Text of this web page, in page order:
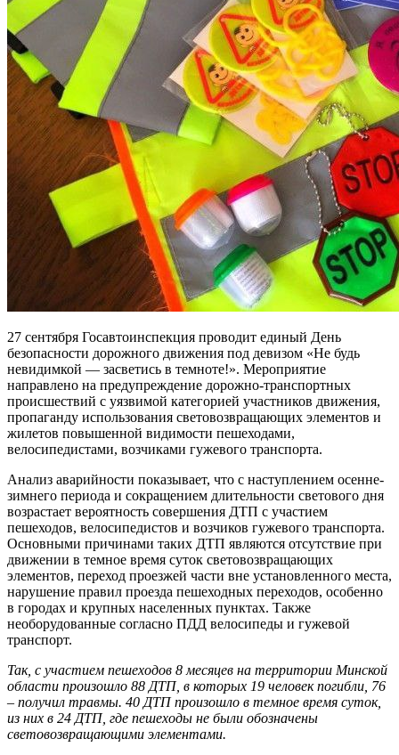
27 сентября Госавтоинспекция проводит единый День
безопасности дорожного движения под девизом «Не будь
невидимкой — засветись в темноте!». Мероприятие
направлено на предупреждение дорожно-транспортных
происшествий с уязвимой категорией участников движения,
пропаганду использования световозвращающих элементов и
жилетов повышенной видимости пешеходами,
велосипедистами, возчиками гужевого транспорта.
Анализ аварийности показывает, что с наступлением осенне-
зимнего периода и сокращением длительности светового дня
возрастает вероятность совершения ДТП с участием
пешеходов, велосипедистов и возчиков гужевого транспорта.
Основными причинами таких ДТП являются отсутствие при
движении в темное время суток световозвращающих
элементов, переход проезжей части вне установленного места,
нарушение правил проезда пешеходных переходов, особенно
в городах и крупных населенных пунктах. Также
необорудованные согласно ПДД велосипеды и гужевой
транспорт.
Так, с участием пешеходов 8 месяцев на территории Минской
области произошло 88 ДТП, в которых 19 человек погибли, 76
– получил травмы. 40 ДТП произошло в темное время суток,
из них в 24 ДТП, где пешеходы не были обозначены
световозвращающими элементами.